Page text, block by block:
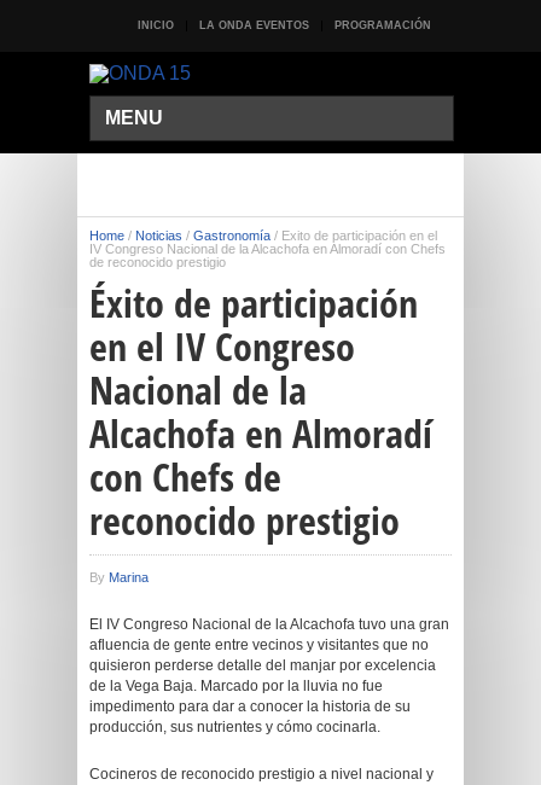
INICIO LA ONDA EVENTOS PROGRAMACIÓN
MENU
Home / Noticias / Gastronomía / Éxito de participación en el
IV Congreso Nacional de la Alcachofa en Almoradí con Chefs
de reconocido prestigio
Éxito de participación
en el IV Congreso
Nacional de la
Alcachofa en Almoradí
con Chefs de
reconocido prestigio
By Marina
El IV Congreso Nacional de la Alcachofa tuvo una gran
afluencia de gente entre vecinos y visitantes que no
quisieron perderse detalle del manjar por excelencia
de la Vega Baja. Marcado por la lluvia no fue
impedimento para dar a conocer la historia de su
producción, sus nutrientes y cómo cocinarla.
Cocineros de reconocido prestigio a nivel nacional y